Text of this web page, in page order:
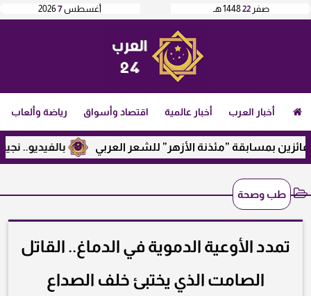
أغسطس7
2026 صفر 221448 هـ
أخبار العرب أخبار عالمية اقتصاد وأسواق رياضة وألعاب
بالفيديو.. نجيب بمسابقة ”مئذنة الأزهر” للشعر العربي
طب وصحة
تمدد الأوعية الدموية في الدماغ.. القاتل
الصامت الذي يختبئ خلف الصداع